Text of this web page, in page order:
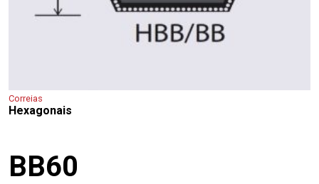
Correias
Hexagonais
BB60